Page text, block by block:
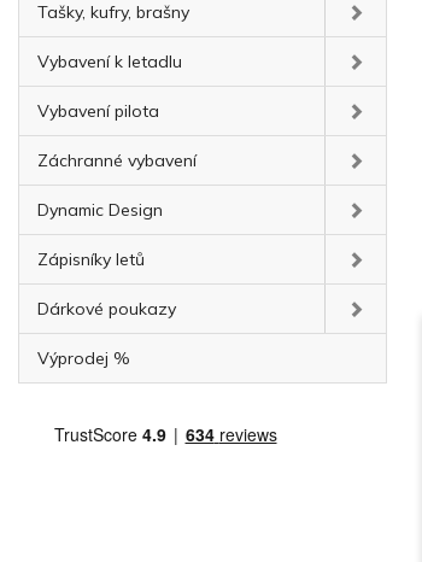
Tašky, kufry, brašny
Vybavení k letadlu
Vybavení pilota
Záchranné vybavení
Dynamic Design
Zápisníky letů
Dárkové poukazy
Výprodej %